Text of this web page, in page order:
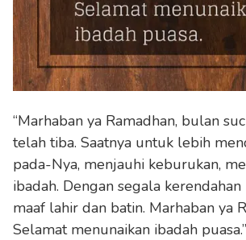
“Marhaban ya Ramadhan, bulan
telah tiba. Saatnya untuk lebih
pada-Nya, menjauhi keburukan,
ibadah. Dengan segala
maaf lahir dan batin. Marhaban ya
Selamat menunaikan ibadah puasa.”